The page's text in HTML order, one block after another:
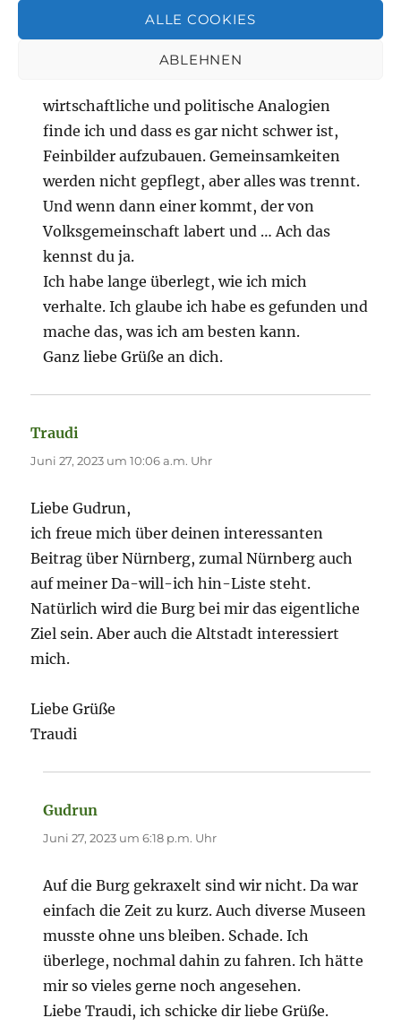
ALLE COOKIES
ABLEHNEN
damals gesagt haben und was m. M. heute
wirtschaftliche und politische Analogien
finde ich und dass es gar nicht schwer ist,
Feinbilder aufzubauen. Gemeinsamkeiten
werden nicht gepflegt, aber alles was trennt.
Und wenn dann einer kommt, der von
Volksgemeinschaft labert und … Ach das
kennst du ja.
Ich habe lange überlegt, wie ich mich
verhalte. Ich glaube ich habe es gefunden und
mache das, was ich am besten kann.
Ganz liebe Grüße an dich.
Traudi
Juni 27, 2023 um 10:06 a.m. Uhr
Liebe Gudrun,
ich freue mich über deinen interessanten
Beitrag über Nürnberg, zumal Nürnberg auch
auf meiner Da-will-ich hin-Liste steht.
Natürlich wird die Burg bei mir das eigentliche
Ziel sein. Aber auch die Altstadt interessiert
mich.
Liebe Grüße
Traudi
Gudrun
Juni 27, 2023 um 6:18 p.m. Uhr
Auf die Burg gekraxelt sind wir nicht. Da war
einfach die Zeit zu kurz. Auch diverse Museen
musste ohne uns bleiben. Schade. Ich
überlege, nochmal dahin zu fahren. Ich hätte
mir so vieles gerne noch angesehen.
Liebe Traudi, ich schicke dir liebe Grüße.